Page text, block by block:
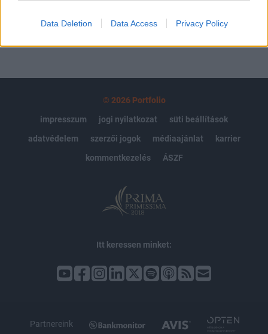
Data Deletion Data Access Privacy Policy
© 2026 Portfolio
impresszum
jogi nyilatkozat
süti beállítások
adatvédelem
szerzői jogok médiaajánlat
karrier
kommentkezelés
ÁSZF
Itt keressen minket:
Partnereink